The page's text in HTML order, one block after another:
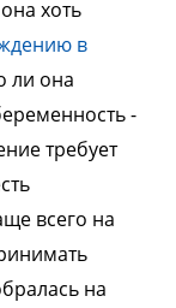
хоть
в
ли она
-
требует
всего на
на